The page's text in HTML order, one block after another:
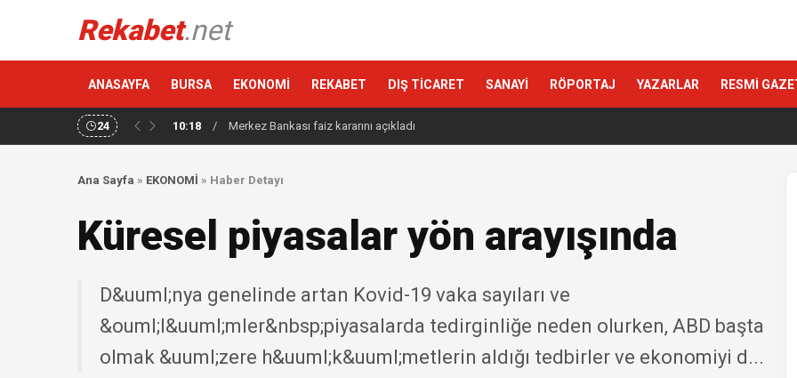
Rekabet.net
ANASAYFA BURSA EKONOMİ REKABET DIŞ TİCARET SANAYİ RÖPORTAJ YAZARLAR RESMİ
24 10:18 / Merkez Bankası faiz kararını açıkladı
Ana Sayfa » EKONOMİ » Haber Detayı
Küresel piyasalar yön arayışında
D&uuml;nya genelinde artan Kovid-19 vaka sayıları ve
&ouml;l&uuml;mler&nbsp;piyasalarda tedirginliğe neden olurken, ABD başta
olmak &uuml;zere h&uuml;k&uuml;metlerin aldığı tedbirler ve ekonomiyi d...